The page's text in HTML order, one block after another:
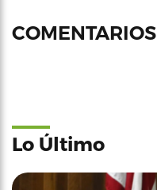
COMENTARIOS
Lo Último